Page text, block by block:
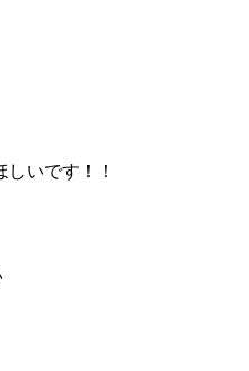
いです！！